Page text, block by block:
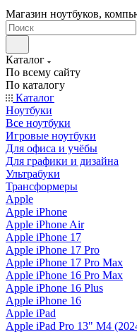
Магазин ноутбуков,
Каталог
По всему сайту
По каталогу
Каталог
Ноутбуки
Все ноутбуки
Игровые ноутбуки
Для офиса и учёбы
Для графики и дизайна
Ультрабуки
Трансформеры
Apple
Apple iPhone
Apple iPhone Air
Apple iPhone 17
Apple iPhone 17 Pro
Apple iPhone 17 Pro Max
Apple iPhone 16 Pro Max
Apple iPhone 16 Plus
Apple iPhone 16
Apple iPad
Apple iPad Pro 13" M4